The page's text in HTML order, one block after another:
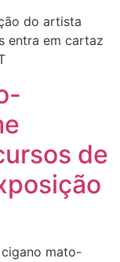
do artista
entra em cartaz
de
cigano mato-